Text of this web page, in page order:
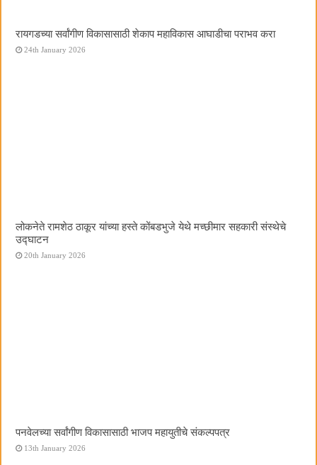
रायगडच्या सर्वांगीण विकासासाठी शेकाप महाविकास आघाडीचा पराभव करा
24th January 2026
लोकनेते रामशेठ ठाकूर यांच्या हस्ते कोंबडभुजे येथे मच्छीमार सहकारी संस्थेचे
उद्घाटन
20th January 2026
पनवेलच्या सर्वांगीण विकासासाठी भाजप महायुतीचे संकल्पपत्र
13th January 2026